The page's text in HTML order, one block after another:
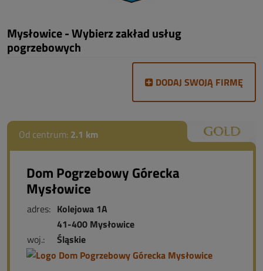
Mysłowice - Wybierz zakład usług
pogrzebowych
DODAJ SWOJĄ FIRMĘ
Od centrum: 2.1 km
Dom Pogrzebowy Górecka
Mysłowice
adres: Kolejowa 1A
41-400 Mysłowice
woj.:
Śląskie